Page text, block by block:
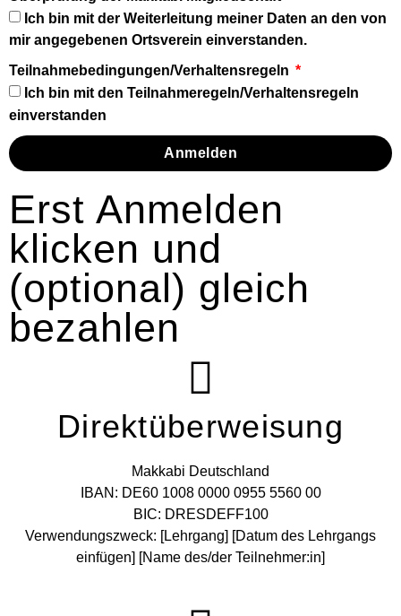
Ich bin mit der Weiterleitung meiner Daten an den von
mir angegebenen Ortsverein einverstanden.
Teilnahmebedingungen/Verhaltensregeln
Ich bin mit den Teilnahmeregeln/Verhaltensregeln
einverstanden
Anmelden
Erst Anmelden
klicken und
(optional) gleich
bezahlen
Direktüberweisung
Makkabi Deutschland
IBAN: DE60 1008 0000 0955 5560 00
BIC: DRESDEFF100
Verwendungszweck: [Lehrgang] [Datum des Lehrgangs
einfügen] [Name des/der Teilnehmer:in]